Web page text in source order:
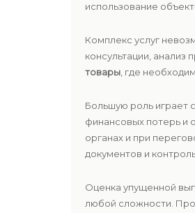
использование
Комплекс услуг
консультации,
товары , где
Большую роль играет
финансовых потерь и
органах и при
документов и
Оценка упущенной
любой сложности.